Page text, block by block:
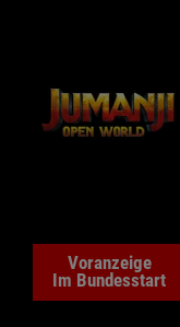
Voranzeige
Im Bundesstart